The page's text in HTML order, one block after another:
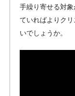
手繰り寄せる対
ていればよりク
いでしょうか。